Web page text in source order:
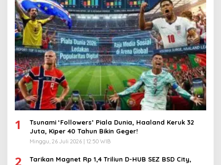
1
Tsunami ‘Followers’ Piala Dunia, Haaland Keruk 32
Juta, Kiper 40 Tahun Bikin Geger!
Minggu, 26 Juli 2026 | 12:50 WIB
2
Tarikan Magnet Rp 1,4 Triliun D-HUB SEZ BSD City,